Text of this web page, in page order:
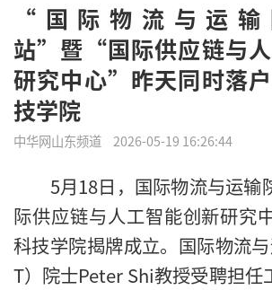
“国际物流与运
站”暨“国际供应链与
研究中心”昨天同时落
技学院
中华网山东频道 2026-05-19 16:26:44
5月18日，国际物流与运输
际供应链与人工智能创新研究
科技学院揭牌成立。国际物流
T）院士Peter Shi教授受聘担任